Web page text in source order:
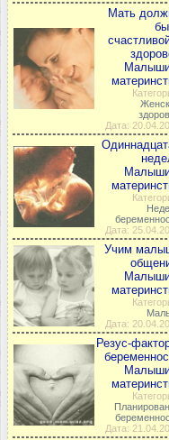
Мать
Дата:
Дата:
Учим
Дата:
Резус-
Дата: